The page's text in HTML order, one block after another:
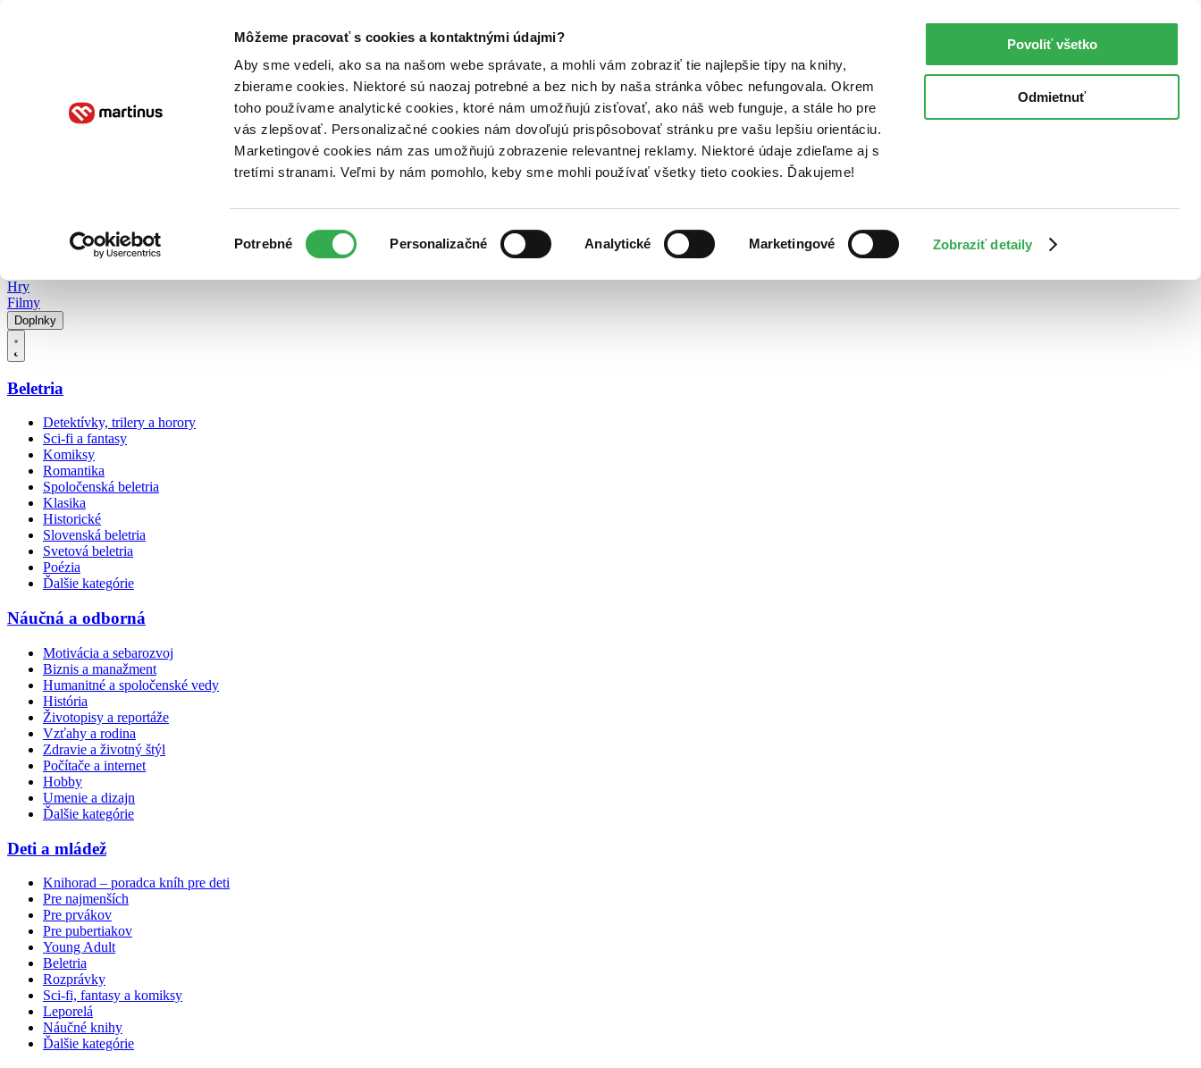
Môžeme pracovať s cookies a kontaktnými údajmi?
Aby sme vedeli, ako sa na našom webe správate, a mohli vám zobraziť tie najlepšie tipy na knihy,
zbierame cookies. Niektoré sú naozaj potrebné a bez nich by naša stránka vôbec nefungovala. Okrem
toho používame analytické cookies, ktoré nám umožňujú zisťovať, ako náš web funguje, a stále ho pre
vás zlepšovať. Personalizačné cookies nám dovoľujú prispôsobovať stránku pre vašu lepšiu orientáciu.
Marketingové cookies nám zas umožňujú zobrazenie relevantnej reklamy. Niektoré údaje zdieľame aj s
tretími stranami. Veľmi by nám pomohlo, keby sme mohli používať všetky tieto cookies. Ďakujeme!
súhlasu
Potrebné Personalizačné Analytické Marketingové Zobraziť detaily
Povoliť všetko
Odmietnuť
Poukážky Kontakt
Hry
Filmy
Doplnky
Beletria
Detektívky, trilery a horory
Sci-fi a fantasy
Komiksy
Romantika
Spoločenská beletria
Klasika
Historické
Slovenská beletria
Svetová beletria
Poézia
Ďalšie kategórie
Náučná a odborná
Motivácia a sebarozvoj
Biznis a manažment
Humanitné a spoločenské vedy
História
Životopisy a reportáže
Vzťahy a rodina
Zdravie a životný štýl
Počítače a internet
Hobby
Umenie a dizajn
Ďalšie kategórie
Deti a mládež
Knihorad – poradca kníh pre deti
Pre najmenších
Pre prvákov
Pre pubertiakov
Young Adult
Beletria
Rozprávky
Sci-fi, fantasy a komiksy
Leporelá
Náučné knihy
Ďalšie kategórie